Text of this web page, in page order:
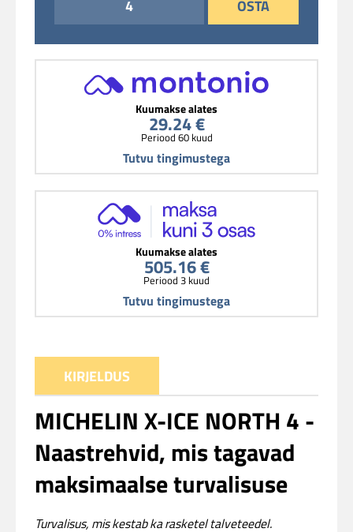
OSTA
Kuumakse alates
29.24 €
Periood 60 kuud
Tutvu tingimustega
Kuumakse alates
505.16 €
Periood 3 kuud
Tutvu tingimustega
KIRJELDUS
MICHELIN X-ICE NORTH 4 -
Naastrehvid, mis tagavad
maksimaalse turvalisuse
Turvalisus, mis kestab ka rasketel talveteedel.